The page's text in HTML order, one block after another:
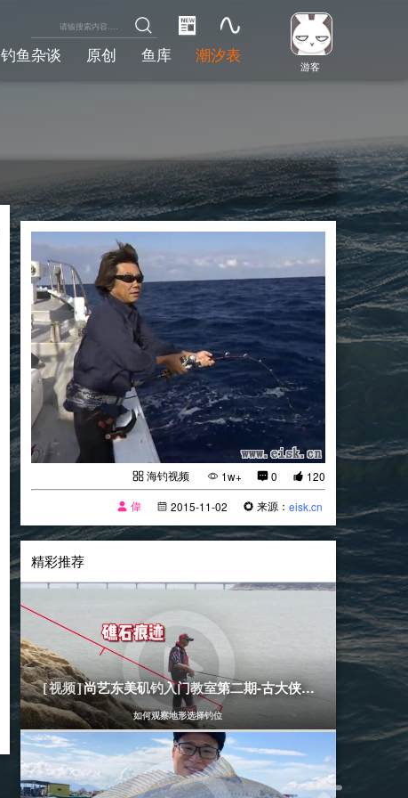
游客
钓鱼杂谈 原创 鱼库 潮汐表
海钓视频 1w+ 0
120
偉
2015-11-02 来源：eisk.cn
精彩推荐
[海钓视频]
2018-12-28
[视频]尚艺东美矶钓入门教室第二期-古大侠讲解
如何观察地形选择钓位
[海钓视频]